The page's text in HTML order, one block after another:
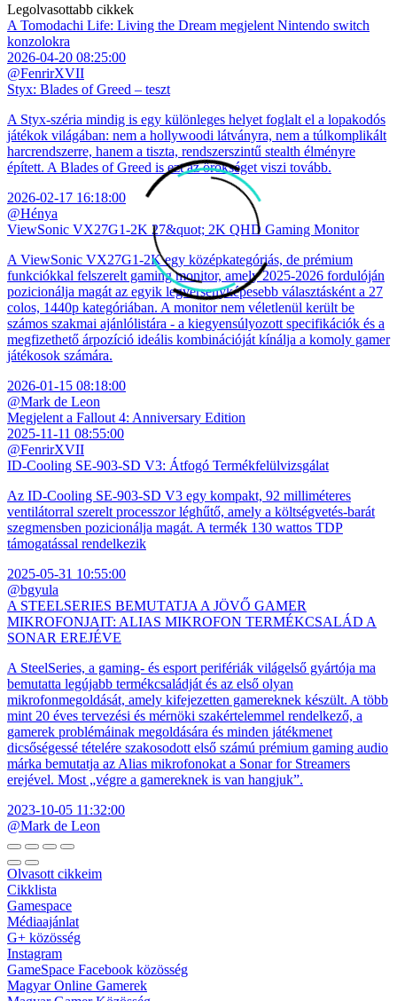
Legolvasottabb cikkek
A Tomodachi Life: Living the Dream megjelent Nintendo switch
konzolokra
2026-04-20 08:25:00
@FenrirXVII
Styx: Blades of Greed – teszt
A Styx-széria mindig is egy különleges helyet foglalt el a lopakodós
játékok világában: nem a hollywoodi látványra, nem a túlkomplikált
harcrendszerre, hanem a tiszta, rendszerszintű stealth élményre
épített. A Blades of Greed is ezt az örökséget viszi tovább.
2026-02-17 16:18:00
@Hénya
ViewSonic VX27G1-2K 27&quot; 2K QHD Gaming Monitor
A ViewSonic VX27G1-2K egy középkategóriás, de prémium
funkciókkal felszerelt gaming monitor, amely 2025-2026 fordulóján
pozicionálja magát az egyik legversenyképesebb választásként a 27
colos, 1440p kategóriában. A monitor nem véletlenül került be
számos szakmai ajánlólistára - a kiegyensúlyozott specifikációk és a
megfizethető árpozíció ideális kombinációját kínálja a komoly gamer
játékosok számára.
2026-01-15 08:18:00
@Mark de Leon
Megjelent a Fallout 4: Anniversary Edition
2025-11-11 08:55:00
@FenrirXVII
ID-Cooling SE-903-SD V3: Átfogó Termékfelülvizsgálat
Az ID-Cooling SE-903-SD V3 egy kompakt, 92 milliméteres
ventilátorral szerelt processzor léghűtő, amely a költségvetés-barát
szegmensben pozicionálja magát. A termék 130 wattos TDP
támogatással rendelkezik
2025-05-31 10:55:00
@bgyula
A STEELSERIES BEMUTATJA A JÖVŐ GAMER
MIKROFONJAIT: ALIAS MIKROFON TERMÉKCSALÁD A
SONAR EREJÉVE
A SteelSeries, a gaming- és esport perifériák világelső gyártója ma
bemutatta legújabb termékcsaládját és az első olyan
mikrofonmegoldását, amely kifejezetten gamereknek készült. A több
mint 20 éves tervezési és mérnöki szakértelemmel rendelkező, a
gamerek problémáinak megoldására és minden játékmenet
dicsőségessé tételére szakosodott első számú prémium gaming audio
márka bemutatja az Alias mikrofonokat a Sonar for Streamers
erejével. Most „végre a gamereknek is van hangjuk”.
2023-10-05 11:32:00
@Mark de Leon
Olvasott cikkeim
Cikklista
Gamespace
Médiaajánlat
G+ közösség
Instagram
GameSpace Facebook közösség
Magyar Online Gamerek